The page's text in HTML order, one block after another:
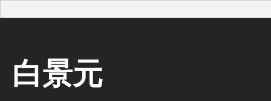
白景元